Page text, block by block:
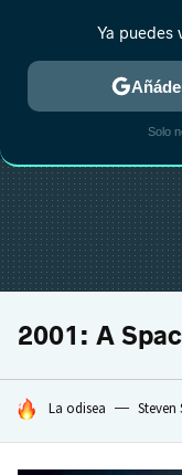
MENÚ
ESTRENOS
2001: A
HOY SE HABLA DE
La odisea Steven
Ya puedes
Solo